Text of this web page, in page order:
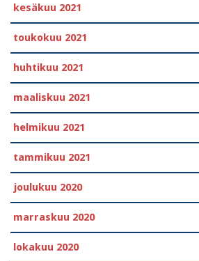
kesäkuu 2021
toukokuu 2021
huhtikuu 2021
maaliskuu 2021
helmikuu 2021
tammikuu 2021
joulukuu 2020
marraskuu 2020
lokakuu 2020